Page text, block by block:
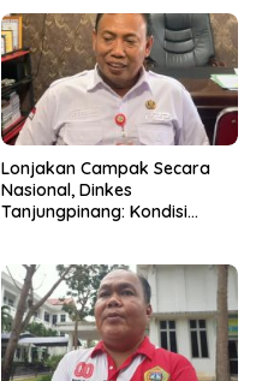
Lonjakan Campak Secara
Nasional, Dinkes
Tanjungpinang: Kondisi